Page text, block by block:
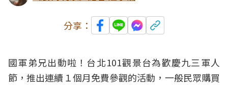
分享：
國軍弟兄出動啦！台北101觀景台為歡慶九三軍人
節，推出連續１個月免費參觀的活動，一般民眾購買